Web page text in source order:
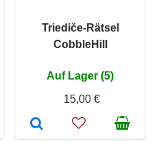
Triediče-Rätsel
CobbleHill
Auf Lager (5)
15,00 €